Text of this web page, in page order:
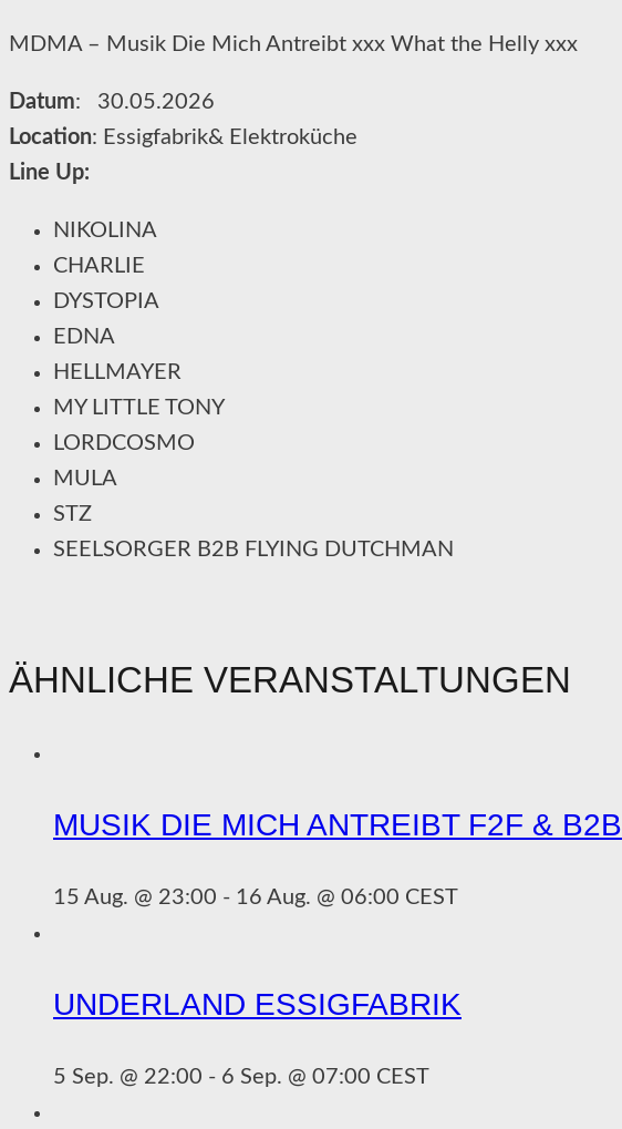
MDMA – Musik Die Mich Antreibt xxx What the Helly xxx
Datum: 30.05.2026
Location: Essigfabrik& Elektroküche
Line Up:
NIKOLINA
CHARLIE
DYSTOPIA
EDNA
HELLMAYER
MY LITTLE TONY
LORDCOSMO
MULA
STZ
SEELSORGER B2B FLYING DUTCHMAN
ÄHNLICHE VERANSTALTUNGEN
MUSIK DIE MICH ANTREIBT F2F & B2B
15 Aug. @ 23:00 - 16 Aug. @ 06:00 CEST
UNDERLAND ESSIGFABRIK
5 Sep. @ 22:00 - 6 Sep. @ 07:00 CEST